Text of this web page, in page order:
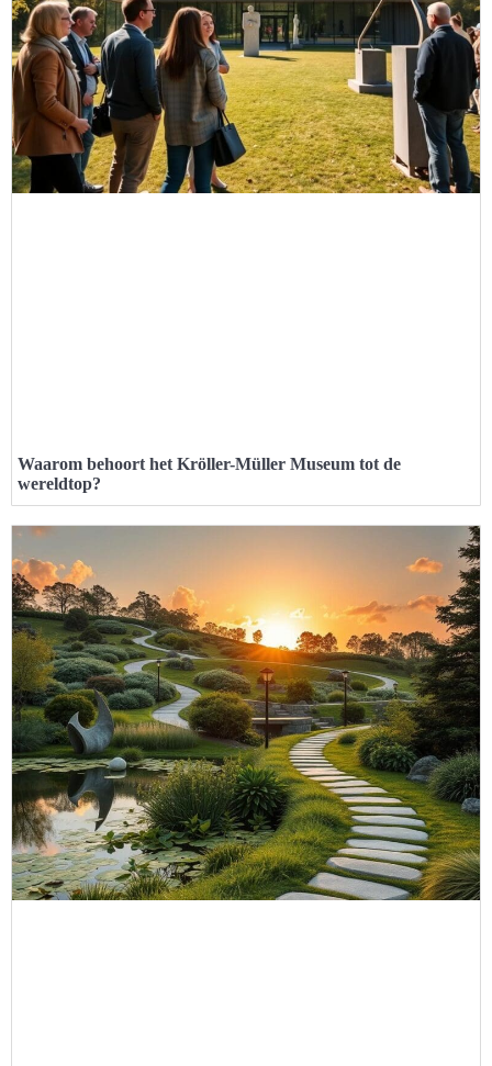
Waarom behoort het Kröller-Müller Museum tot de
wereldtop?